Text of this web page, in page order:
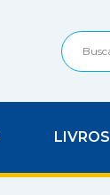
LIVROS